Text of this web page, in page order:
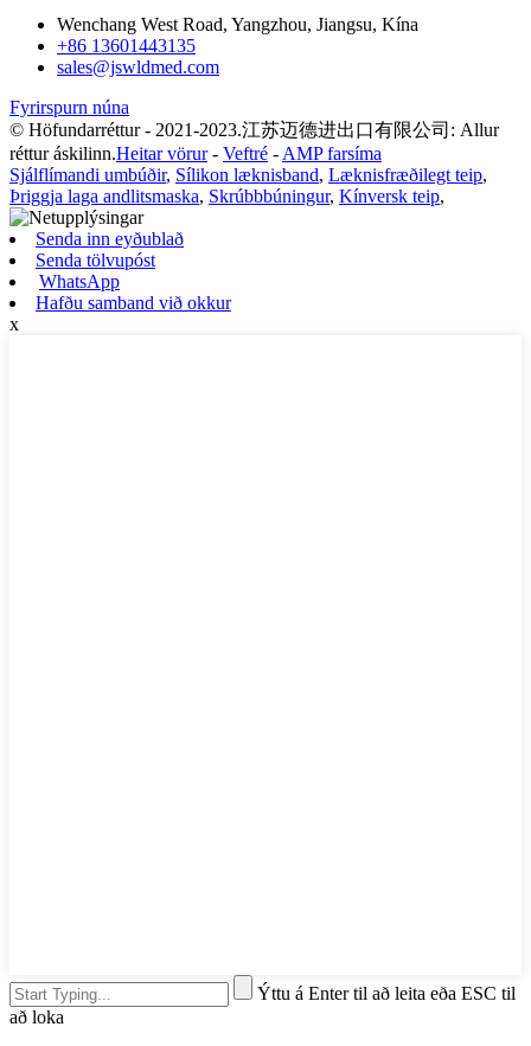
Wenchang West Road, Yangzhou, Jiangsu, Kína
+86 13601443135
sales@jswldmed.com
Fyrirspurn núna
© Höfundarréttur - 2021-2023.江苏迈德进出口有限公司: Allur
réttur áskilinn.Heitar vörur- Veftré - AMP farsíma
Sjálflímandi umbúðir, Sílikon læknisband, Læknisfræðilegt teip,
Þriggja laga andlitsmaska, Skrúbbbúningur, Kínversk teip,
Senda inn eyðublað
Senda tölvupóst
WhatsApp
Hafðu samband við okkur
x
Ýttu á Enter til að leita eða ESC til
að loka